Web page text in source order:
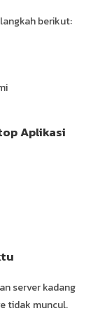
berikut:
Aplikasi
server kadang
tidak muncul.